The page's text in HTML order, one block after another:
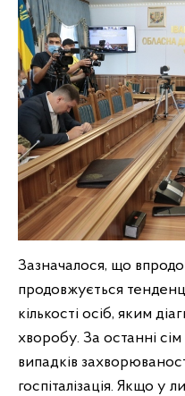
Зазначалося, що
продовжується
кількості осіб, яким
хворобу. За останні
випадків
госпіталізація. Якщо у